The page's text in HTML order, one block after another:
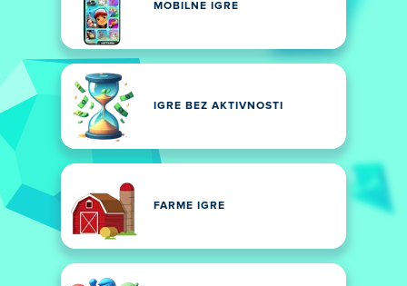
MOBILNE IGRE
IGRE BEZ AKTIVNOSTI
FARME IGRE